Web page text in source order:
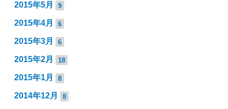
2015年5月 9
2015年4月 6
2015年3月 6
2015年2月 18
2015年1月 8
2014年12月 8